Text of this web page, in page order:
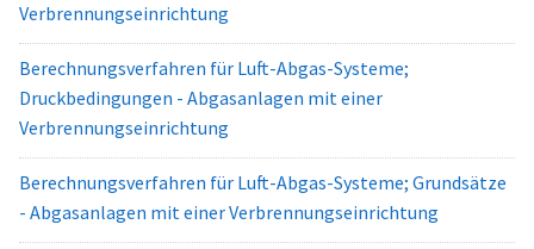
Verbrennungseinrichtung
Berechnungsverfahren für Luft-Abgas-Systeme;
Druckbedingungen - Abgasanlagen mit einer
Verbrennungseinrichtung
Berechnungsverfahren für Luft-Abgas-Systeme; Grundsätze
- Abgasanlagen mit einer Verbrennungseinrichtung